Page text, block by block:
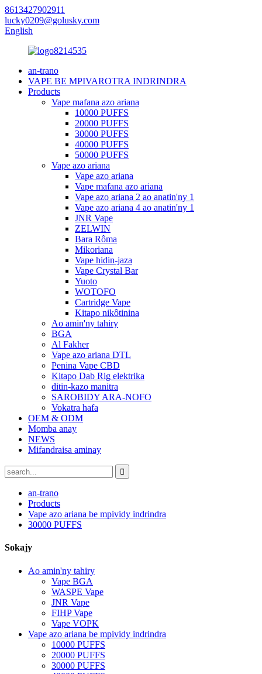
8613427902911
lucky0209@golusky.com
English
an-trano
VAPE BE MPIVAROTRA INDRINDRA
Products
Vape mafana azo ariana
10000 PUFFS
20000 PUFFS
30000 PUFFS
40000 PUFFS
50000 PUFFS
Vape azo ariana
Vape azo ariana
Vape mafana azo ariana
Vape azo ariana 2 ao anatin'ny 1
Vape azo ariana 4 ao anatin'ny 1
JNR Vape
ZELWIN
Bara Rôma
Mikoriana
Vape hidin-jaza
Vape Crystal Bar
Yuoto
WOTOFO
Cartridge Vape
Kitapo nikôtinina
Ao amin'ny tahiry
BGA
Al Fakher
Vape azo ariana DTL
Penina Vape CBD
Kitapo Dab Rig elektrika
ditin-kazo manitra
SAROBIDY ARA-NOFO
Vokatra hafa
OEM & ODM
Momba anay
NEWS
Mifandraisa aminay
an-trano
Products
Vape azo ariana be mpividy indrindra
30000 PUFFS
Sokajy
Ao amin'ny tahiry
Vape BGA
WASPE Vape
JNR Vape
FIHP Vape
Vape VOPK
Vape azo ariana be mpividy indrindra
10000 PUFFS
20000 PUFFS
30000 PUFFS